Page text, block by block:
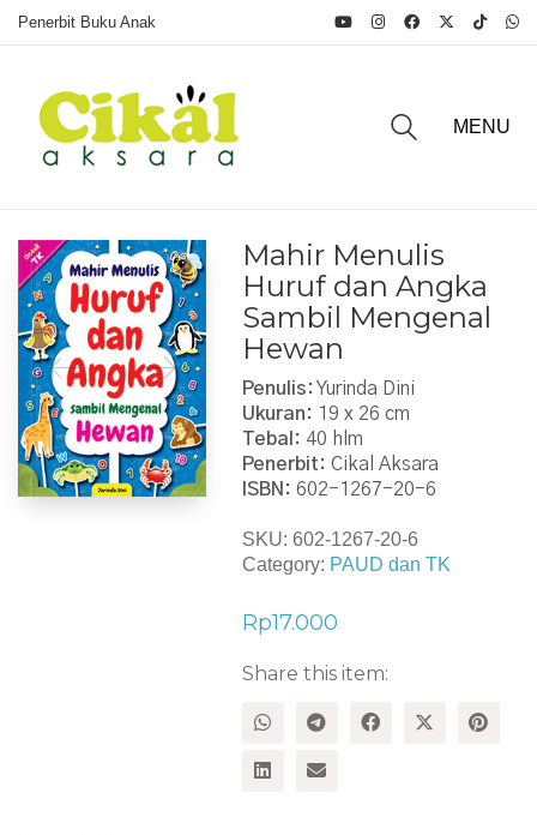
Penerbit Buku Anak
MENU
Mahir Menulis
Huruf dan Angka
Sambil Mengenal
Hewan
Penulis:Yurinda Dini
Ukuran: 19 x 26 cm
Tebal: 40 hlm
Penerbit: Cikal Aksara
ISBN: 602-1267-20-6
SKU: 602-1267-20-6
Category: PAUD dan TK
Rp17.000
Share this item: